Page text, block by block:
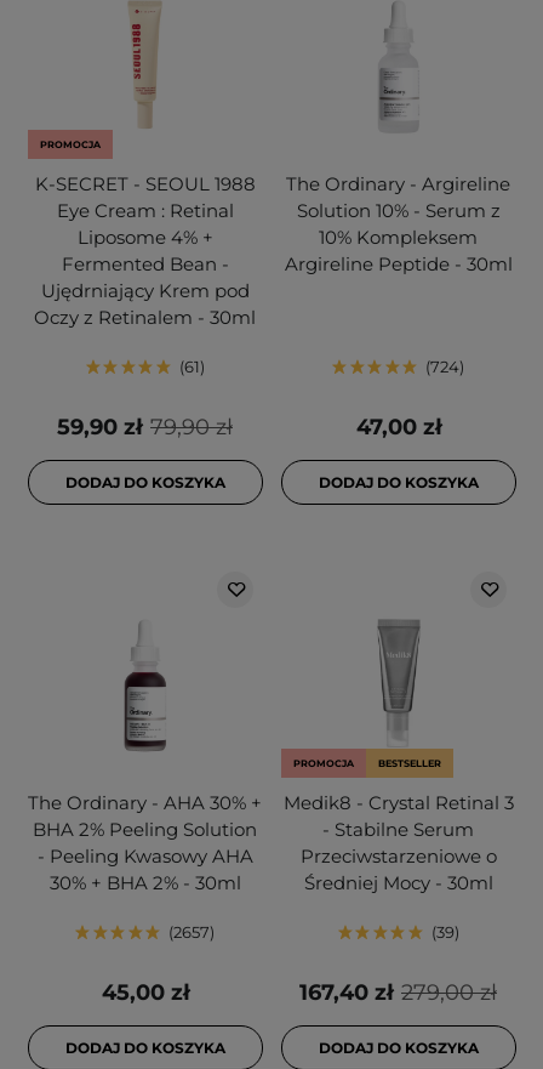
PROMOCJA
K-SECRET - SEOUL 1988
Eye Cream : Retinal
Liposome 4% +
Fermented Bean -
Ujędrniający Krem pod
Oczy z Retinalem - 30ml
61
79,90 zł
59,90 zł
DODAJ DO KOSZYKA
The Ordinary - Argireline
Solution 10% - Serum z
10% Kompleksem
Argireline Peptide - 30ml
724
47,00 zł
DODAJ DO KOSZYKA
The Ordinary - AHA 30% +
BHA 2% Peeling Solution
- Peeling Kwasowy AHA
30% + BHA 2% - 30ml
2657
45,00 zł
DODAJ DO KOSZYKA
PROMOCJA BESTSELLER
Medik8 - Crystal Retinal 3
- Stabilne Serum
Przeciwstarzeniowe o
Średniej Mocy - 30ml
39
279,00 zł
167,40 zł
DODAJ DO KOSZYKA